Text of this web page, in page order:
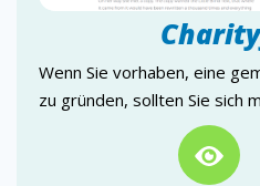
LandingFoxx
DesignFoxx
Wenn Sie vorhaben, eine
zu gründen, sollten Sie sich